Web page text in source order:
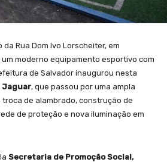
Rua Dom Ivo Lorscheiter, em
moderno equipamento esportivo com
de Salvador inaugurou nesta
Jaguar, que passou por uma ampla
de alambrado, construção de
de proteção e nova iluminação em
Secretaria de Promoção Social,